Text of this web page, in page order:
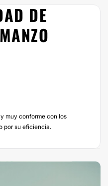
DE
muy conforme con los
por su eficiencia.